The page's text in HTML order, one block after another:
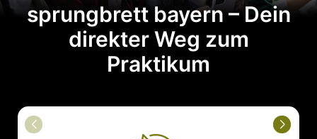
sprungbrett bayern – Dein
direkter Weg zum
Praktikum